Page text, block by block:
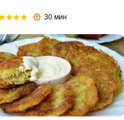
30 мин